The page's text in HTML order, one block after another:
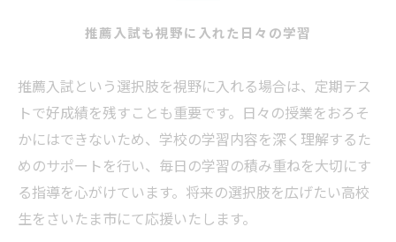
推薦入試も視野に入れた日々の学習
推薦入試という選択肢を視野に入れる場合は、定期テス
トで好成績を残すことも重要です。日々の授業をおろそ
かにはできないため、学校の学習内容を深く理解するた
めのサポートを行い、毎日の学習の積み重ねを大切にす
る指導を心がけています。将来の選択肢を広げたい高校
生をさいたま市にて応援いたします。